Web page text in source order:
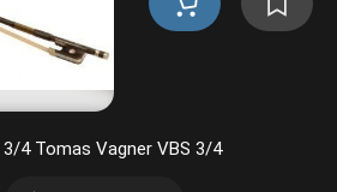
4 Tomas Vagner VBS 3/4